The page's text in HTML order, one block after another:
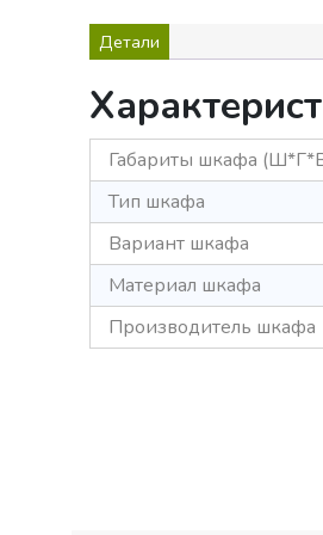
Детали
Габариты шкафа
Тип шкафа
Вариант шкафа
Материал шкафа
Производитель шкафа